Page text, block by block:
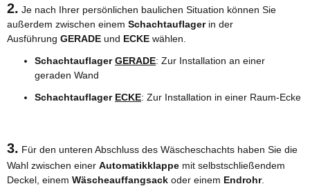
2. Je nach Ihrer persönlichen baulichen Situation können Sie
außerdem zwischen einem Schachtauflagerin der
Ausführung GERADE und ECKE wählen.
Schachtauflager GERADE: Zur Installation an einer
geraden Wand
Schachtauflager ECKE: Zur Installation in einer Raum-Ecke
3. Für den unteren Abschluss des Wäscheschachts haben Sie die
Wahl zwischen einer Automatikklappe mit selbstschließendem
Deckel, einem Wäscheauffangsack oder einem Endrohr.